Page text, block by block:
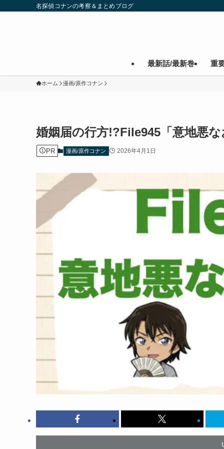
名探偵コナンの考察＆まとめブログ
最新話/最新巻 重
ホーム 漫画/原作コナン
婚姻届の行方!?File945「意地悪
PR 漫画/原作コナン 2026年4月1日